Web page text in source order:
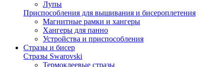
Лупы
Приспособления для вышивания и бисероплетения
Магнитные рамки и хангеры
Хангеры для панно
Устройства и приспособления
Стразы и бисер
Стразы Swarovski
Термоклеевые стразы